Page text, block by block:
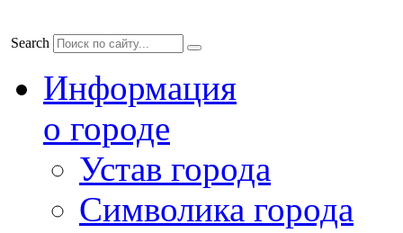
Search
Информация
о городе
Устав города
Символика города